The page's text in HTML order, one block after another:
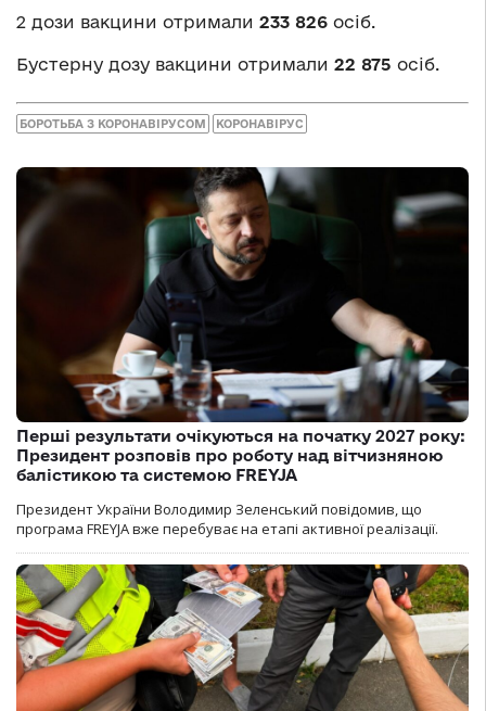
2 дози вакцини отримали 233 826 осіб.
Бустерну дозу вакцини отримали 22 875 осіб.
БОРОТЬБА З КОРОНАВІРУСОМ КОРОНАВІРУС
Перші результати очікуються на початку 2027 року:
Президент розповів про роботу над вітчизняною
балістикою та системою FREYJA
Президент України Володимир Зеленський повідомив, що
програма FREYJA вже перебуває на етапі активної реалізації.